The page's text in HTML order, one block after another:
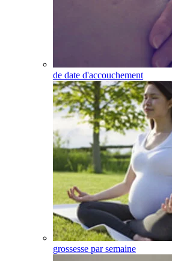
de date d'accouchement
grossesse par semaine